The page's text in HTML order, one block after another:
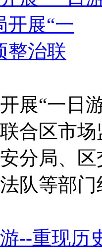
展“一日
合区市
分局、
队等部
--重现历